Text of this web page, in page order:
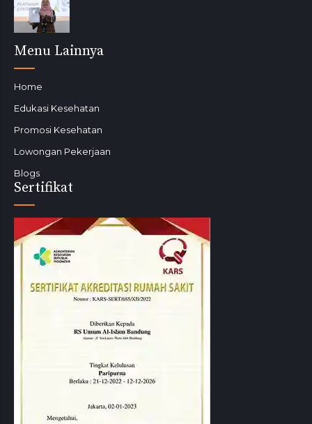
Menu Lainnya
Home
Edukasi Kesehatan
Promosi Kesehatan
Lowongan Pekerjaan
Blogs
Sertifikat